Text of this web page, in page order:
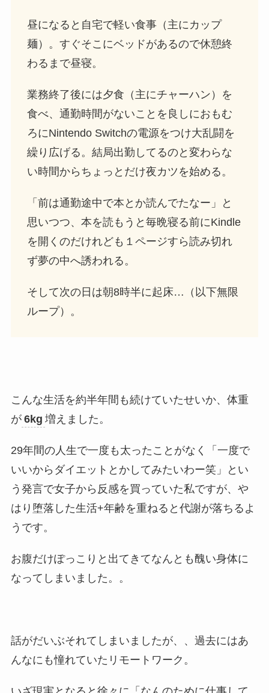
昼になると自宅で軽い食事（主にカップ
麺）。すぐそこにベッドがあるので休憩終
わるまで昼寝。
業務終了後には夕食（主にチャーハン）を
食べ、通勤時間がないことを良しにおもむ
ろにNintendo Switchの電源をつけ大乱闘を
繰り広げる。結局出勤してるのと変わらな
い時間からちょっとだけ夜カツを始める。
「前は通勤途中で本とか読んでたなー」と
思いつつ、本を読もうと毎晩寝る前にKindle
を開くのだけれども１ページすら読み切れ
ず夢の中へ誘われる。
そして次の日は朝8時半に起床…（以下無限
ループ）。
こんな生活を約半年間も続けていたせいか、体重
が 6kg 増えました。
29年間の人生で一度も太ったことがなく「一度で
いいからダイエットとかしてみたいわー笑」とい
う発言で女子から反感を買っていた私ですが、や
はり堕落した生活+年齢を重ねると代謝が落ちるよ
うです。
お腹だけぽっこりと出てきてなんとも醜い身体に
なってしまいました。。
話がだいぶそれてしまいましたが、、過去にはあ
んなにも憧れていたリモートワーク。